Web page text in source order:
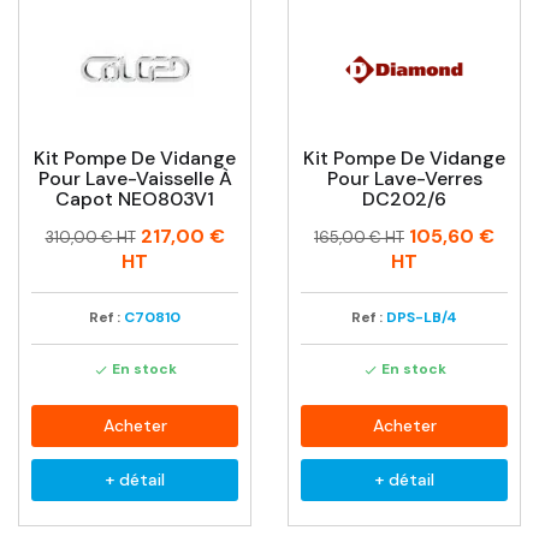
Kit Pompe De Vidange
Pour Lave-Vaisselle À
Capot NEO803V1
Prix
Prix
310,00 € HT 217,00 €
HT
Ref : C70810
 En stock
Acheter
+ détail
Kit Pompe De Vidange
Pour Lave-Verres
DC202/6
Prix
Prix
165,00 € HT 105,60 €
HT
Ref : DPS-LB/4
 En stock
Acheter
+ détail